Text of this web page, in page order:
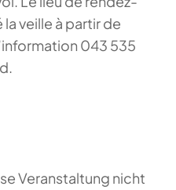
veille à partir de
043 535
Veranstaltung nicht